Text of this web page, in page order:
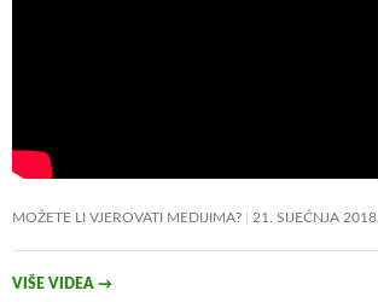
MOŽETE LI VJEROVATI MEDIJIMA? 21. SIJEČNJA 2018.
VIŠE VIDEA →